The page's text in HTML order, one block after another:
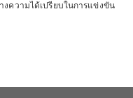
งความได้เปรียบในการแข่งขัน